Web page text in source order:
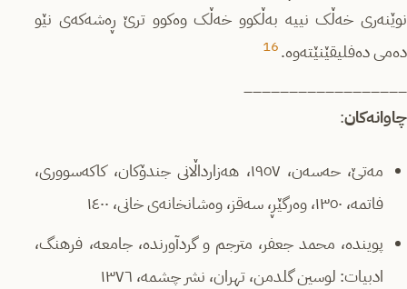
نوێنەری خەڵک نییە بەڵکوو خەڵک وەکوو ترێ ڕەشەکەی نێو
دەمی دەفلیقێنێتەوە.16
چاوانەکان:
مەتێ، حەسەن، ١٩٥٧، هەزارداڵانی جندۆکان، کاکەسووری،
فاتمە، ١٣٥٠، وەرگێڕ، سەقز، وەشانخانەی خانی، ١٤٠٠
پویندە، محمد جعفر، مترجم و گردآورندە، جامعە، فرهنگ،
ادبیات: لوسین گلدمن، تهران، نشر چشمە، ١٣٧٦